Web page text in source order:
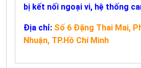
bị kết nối ngoại vi, hệ thống
Địa chỉ: Số 6 Đặng Thai Mai,
Nhuận, TP.Hồ Chí Minh